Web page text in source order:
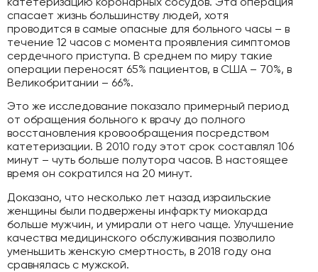
спасает жизнь большинству людей, хотя
проводится в самые опасные для больного часы – в
течение 12 часов с момента проявления симптомов
сердечного приступа. В среднем по миру такие
операции переносят 65% пациентов, в США – 70%, в
Великобритании – 66%.
Это же исследование показало примерный период
от обращения больного к врачу до полного
восстановления кровообращения посредством
катетеризации. В 2010 году этот срок составлял 106
минут – чуть больше полутора часов. В настоящее
время он сократился на 20 минут.
Доказано, что несколько лет назад израильские
женщины были подвержены инфаркту миокарда
больше мужчин, и умирали от него чаще. Улучшение
качества медицинского обслуживания позволило
уменьшить женскую смертность, в 2018 году она
сравнялась с мужской.